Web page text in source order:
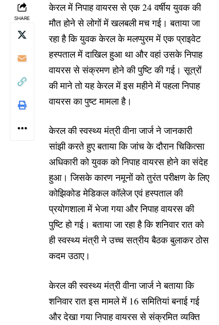
SHARE
केरल में निपाह वायरस से एक 24 वर्षीय युवक की
मौत होने से लोगों में खलबली मच गई। बताया जा
रहा है कि युवक केरल के मलप्पुरम में एक प्राइवेट
हस्पताल में दाखिल हुआ था और वहां उसके निपाह
वायरस से संक्रमण होने की पुष्टि की गई। सूत्रों
की माने तो यह केरल में इस महीने में पहला निपाह
वायरस का पुष्ट मामला है।
केरल की स्वस्थ्य मंत्री वीना जार्ज ने जानकारी
सांझी करते हुए बताया कि जांच के दौरान चिकित्सा
अधिकारी को युवक को निपाह वायरस होने का संदेह
हुआ। जिसके कारण नमूनों को तुरंत परीक्षण के लिए
कोझिकोड मेडिकल कॉलेज एवं हस्पताल की
प्रयोगशाला में भेजा गया और निपाह वायरस की
पुष्टि हो गई। बताया जा रहा है कि शनिवार रात को
ही स्वस्थ्य मंत्री ने उच्च सत्रीय बैठक बुलाकर ठोस
कदम उठाए।
केरल की स्वस्थ्य मंत्री वीना जार्ज ने बताया कि
शनिवार रात इस मामले में 16 समितियां बनाई गई
और देखा गया निपाह वायरस से संक्रमित व्यक्ति